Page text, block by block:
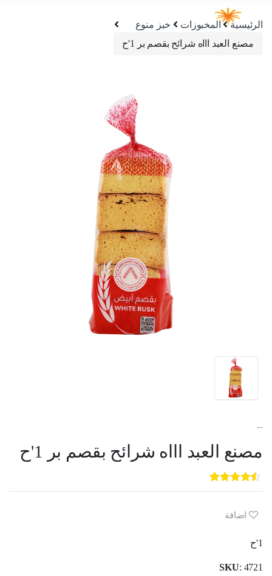
الرئيسية المخبوزات
خبز منوع
مصنع العبد اااه شرائح بقصم بر 1'ح
--
مصنع العبد اااه شرائح بقصم بر 1'ح
5
out of
5
3
customer
ratings
اضافة
1'ح
SKU: 4721